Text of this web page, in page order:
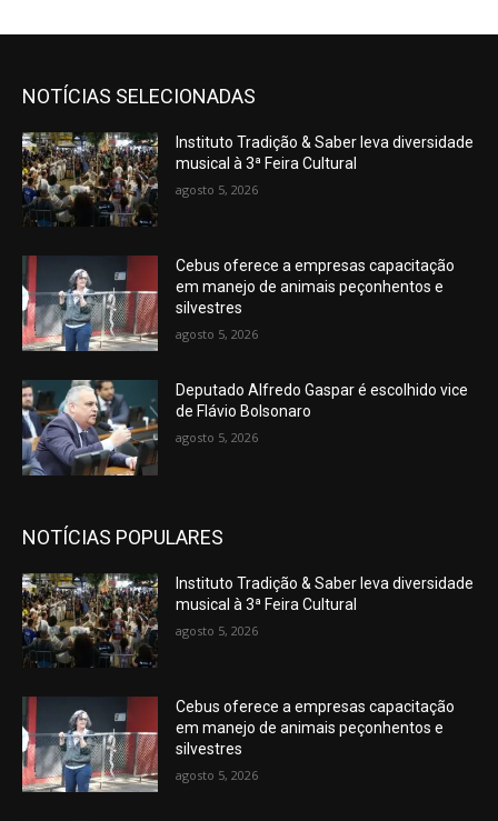
NOTÍCIAS SELECIONADAS
Instituto Tradição & Saber leva diversidade
musical à 3ª Feira Cultural
agosto 5, 2026
Cebus oferece a empresas capacitação
em manejo de animais peçonhentos e
silvestres
agosto 5, 2026
Deputado Alfredo Gaspar é escolhido vice
de Flávio Bolsonaro
agosto 5, 2026
NOTÍCIAS POPULARES
Instituto Tradição & Saber leva diversidade
musical à 3ª Feira Cultural
agosto 5, 2026
Cebus oferece a empresas capacitação
em manejo de animais peçonhentos e
silvestres
agosto 5, 2026